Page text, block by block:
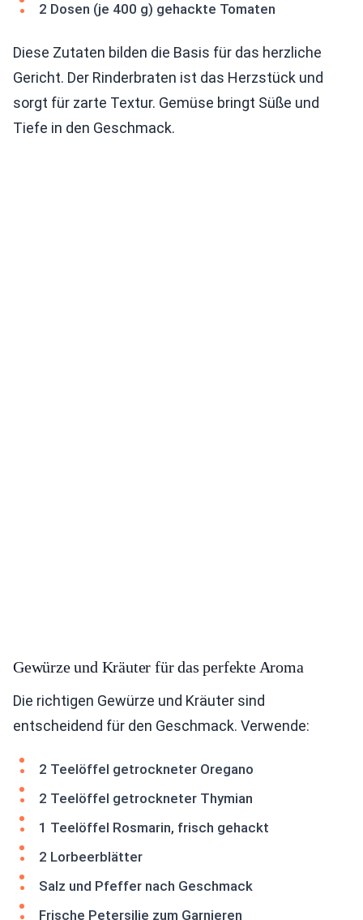
2 Dosen (je 400 g) gehackte Tomaten
Diese Zutaten bilden die Basis für das herzliche
Gericht. Der Rinderbraten ist das Herzstück und
sorgt für zarte Textur. Gemüse bringt Süße und
Tiefe in den Geschmack.
Gewürze und Kräuter für das perfekte Aroma
Die richtigen Gewürze und Kräuter sind
entscheidend für den Geschmack. Verwende:
2 Teelöffel getrockneter Oregano
2 Teelöffel getrockneter Thymian
1 Teelöffel Rosmarin, frisch gehackt
2 Lorbeerblätter
Salz und Pfeffer nach Geschmack
Frische Petersilie zum Garnieren